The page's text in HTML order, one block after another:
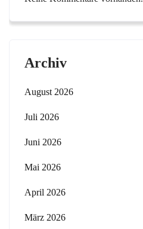
Archiv
August 2026
Juli 2026
Juni 2026
Mai 2026
April 2026
März 2026